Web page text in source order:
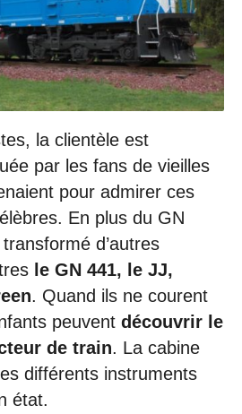
la clientèle est
par les fans de vieilles
pour admirer ces
En plus du GN
d’autres
le GN 441, le JJ,
. Quand ils ne courent
peuvent découvrir le
de train. La cabine
différents instruments
état.